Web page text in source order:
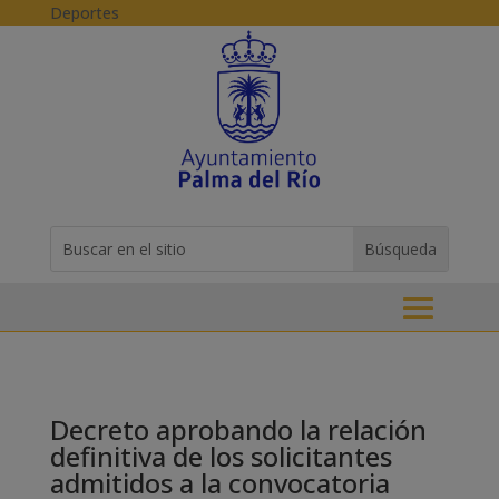
Skip to content
Deportes
for...
Decreto aprobando la relación
definitiva de los solicitantes
admitidos a la convocatoria